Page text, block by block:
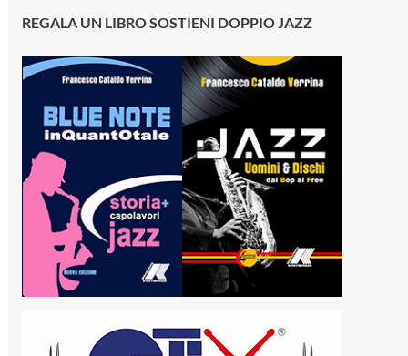
REGALA UN LIBRO SOSTIENI DOPPIO JAZZ